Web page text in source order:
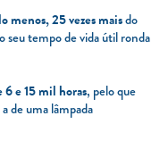
menos, 25 vezes maisdo
seu tempo de vida útil ronda
e 15 mil horas, pelo que
de uma lâmpada